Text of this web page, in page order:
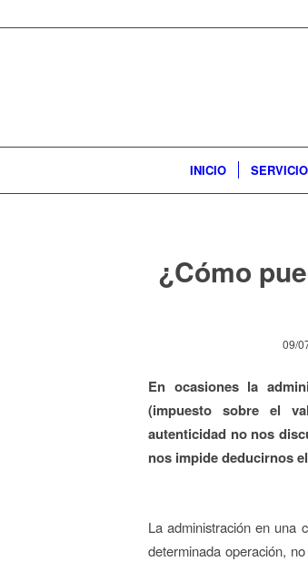
INICIO
¿Cómo
09/
En ocasiones la
(impuesto sobre el
autenticidad no nos
nos impide deducirnos
La administración en una
determinada operación,